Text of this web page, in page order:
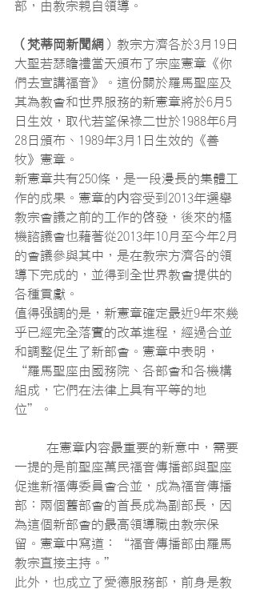
部，由教宗親自領導。
（梵蒂岡新聞網 ）教宗方濟各於3月19日
大聖若瑟瞻禮當天頒布了宗座憲章《你
們去宣講福音》。這份關於羅馬聖座及
其為教會和世界服務的新憲章將於6月5
日生效，取代若望保祿二世於1988年6月
28日頒布、1989年3月1日生效的《善
牧》憲章。
新憲章共有250條，是一段漫長的集體工
作的成果。憲章的内容受到2013年選舉
教宗會議之前的工作的啓發，後來的樞
機諮議會也藉著從2013年10月至今年2月
的會議參與其中，是在教宗方濟各的領
導下完成的，並得到全世界教會提供的
各種貢獻。
值得强調的是，新憲章確定最近9年來幾
乎已經完全落實的改革進程，經過合並
和調整促生了新部會。憲章中表明，
“羅馬聖座由國務院、各部會和各機構
組成，它們在法律上具有平等的地
位”。
一提的是前聖座萬民福音傳播部與聖座
促進新福傳委員會合並，成為福音傳播
部：兩個舊部會的首長成為副部長，因
為這個新部會的最高領導職由教宗保
留。憲章中寫道：“福音傳播部由羅馬
教宗直接主持。”
此外，也成立了愛德服務部，前身是教